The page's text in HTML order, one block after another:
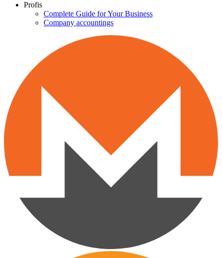
Profis
Complete Guide for Your Business
Company accountings